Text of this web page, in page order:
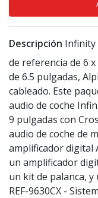
Descripción Infinity
de referencia de 6 x
de 6.5 pulgadas,
cableado. Este
audio de coche
9 pulgadas con
audio de coche de
amplificador digital
un amplificador
un kit de palanca,
REF-9630CX -